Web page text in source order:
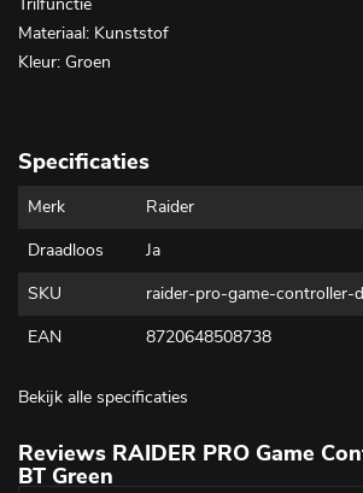
Materiaal: Kunststof
Kleur: Groen
Specificaties
Merk
Raider
Draadloos
Ja
SKU
raider-pro-game-controller-
EAN
8720648508738
Bekijk alle specificaties
Reviews RAIDER PRO Game
BT Green